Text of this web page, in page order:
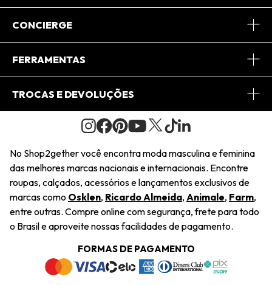
Sobre Nós
Journal
Saiu na Mídia
Sustentabilidade
Navegando
Termos e Condições
CONCIERGE
Central de Relacionamento
Regulamento e Promoções
FERRAMENTAS
Minha Conta
Pedido de Presente
Wishlist
TROCAS E DEVOLUÇÕES
Condições Gerais
Troca Fácil
Restituição de Pagamento
Dúvidas Frequentes
Termos e Condições
Política de Privacidade
No Shop2gether você encontra moda masculina e feminina
das melhores marcas nacionais e internacionais. Encontre
roupas, calçados, acessórios e lançamentos exclusivos de
marcas como Osklen, Ricardo Almeida, Animale, Farm,
entre outras. Compre online com segurança, frete para todo
o Brasil e aproveite nossas facilidades de pagamento.
FORMAS DE PAGAMENTO